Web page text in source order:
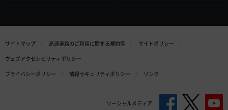
サイトマップ 高速道路のご利用に関する規約等
サイトポリシー
ウェブアクセシビリティポリシー
プライバシーポリシー
情報セキュリティポリシー リンク
ソーシャルメディア